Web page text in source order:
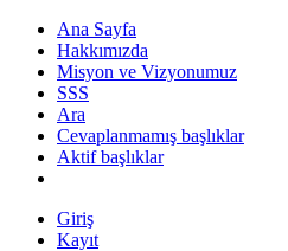
Ana Sayfa
Hakkımızda
Misyon ve Vizyonumuz
SSS
Ara
Cevaplanmamış başlıklar
Aktif başlıklar
Giriş
Kayıt